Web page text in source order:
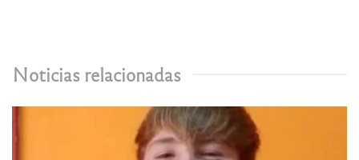
Noticias relacionadas